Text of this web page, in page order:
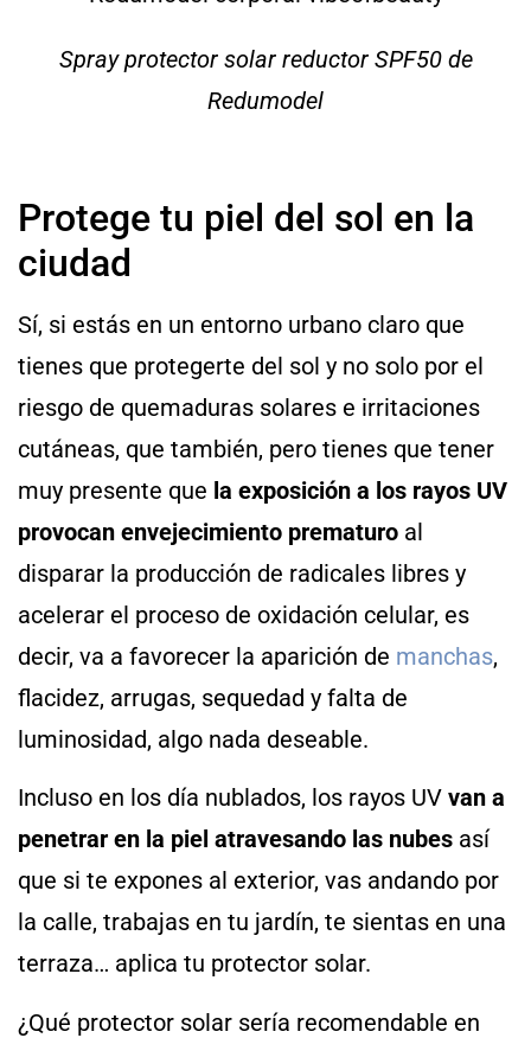
Spray protector solar reductor SPF50 de
Redumodel
Protege tu piel del sol en la
ciudad
Sí, si estás en un entorno urbano claro que
tienes que protegerte del sol y no solo por el
riesgo de quemaduras solares e irritaciones
cutáneas, que también, pero tienes que tener
muy presente que la exposición a los rayos UV
provocan envejecimiento prematuro al
disparar la producción de radicales libres y
acelerar el proceso de oxidación celular, es
decir, va a favorecer la aparición de manchas,
flacidez, arrugas, sequedad y falta de
luminosidad, algo nada deseable.
Incluso en los día nublados, los rayos UV van a
penetrar en la piel atravesando las nubes así
que si te expones al exterior, vas andando por
la calle, trabajas en tu jardín, te sientas en una
terraza… aplica tu protector solar.
¿Qué protector solar sería recomendable en